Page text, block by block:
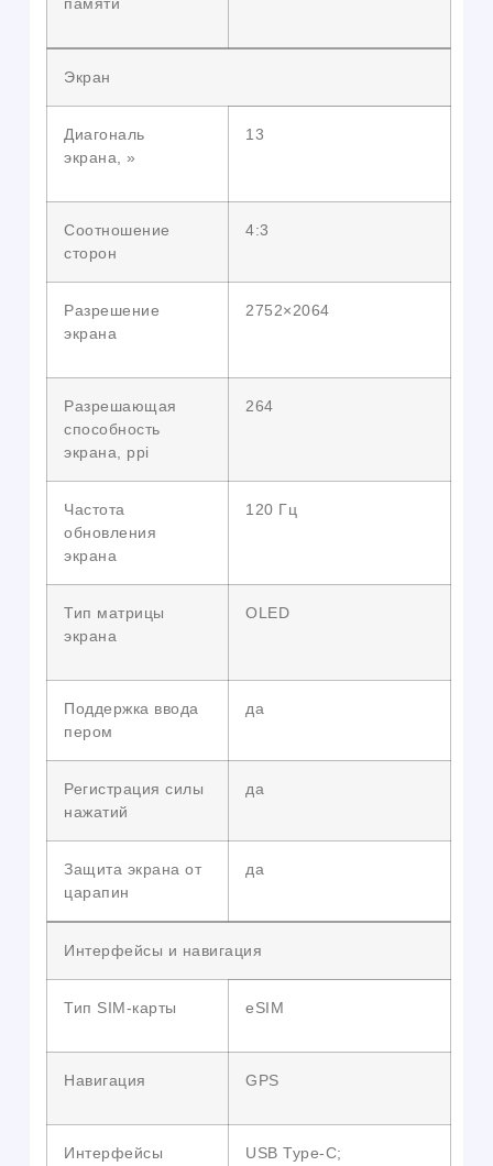
памяти
Экран
Диагональ
экрана, »
13
Соотношение
сторон
4:3
Разрешение
экрана
2752×2064
Разрешающая
способность
экрана, ppi
264
Частота
обновления
экрана
120 Гц
Тип матрицы
экрана
OLED
Поддержка ввода
пером
да
Регистрация силы
нажатий
да
Защита экрана от
царапин
да
Интерфейсы и навигация
Тип SIM-карты eSIM
Навигация GPS
Интерфейсы
USB Type-C;